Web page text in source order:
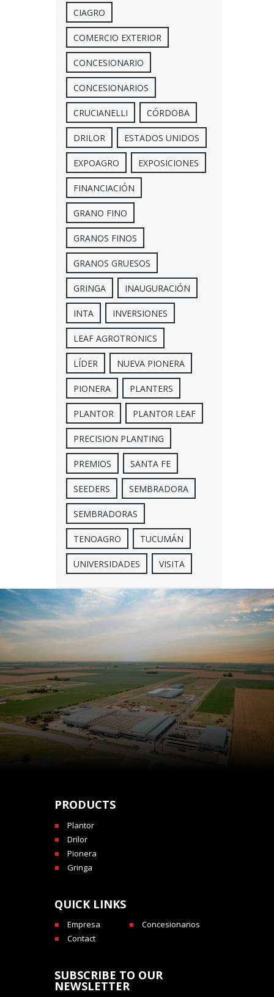
CIAGRO
COMERCIO EXTERIOR
CONCESIONARIO
CONCESIONARIOS
CRUCIANELLI CÓRDOBA
DRILOR ESTADOS UNIDOS
EXPOAGRO EXPOSICIONES
FINANCIACIÓN
GRANO FINO
GRANOS FINOS
GRANOS GRUESOS
GRINGA INAUGURACIÓN
INTA INVERSIONES
LEAF AGROTRONICS
LÍDER NUEVA PIONERA
PIONERA PLANTERS
PLANTOR PLANTOR LEAF
PRECISION PLANTING
PREMIOS SANTA FE
SEEDERS SEMBRADORA
SEMBRADORAS
TENOAGRO TUCUMÁN
UNIVERSIDADES VISITA
PRODUCTS
Plantor
Drilor
Pionera
Gringa
QUICK LINKS
Empresa
Concesionarios
Contact
SUBSCRIBE TO OUR
NEWSLETTER